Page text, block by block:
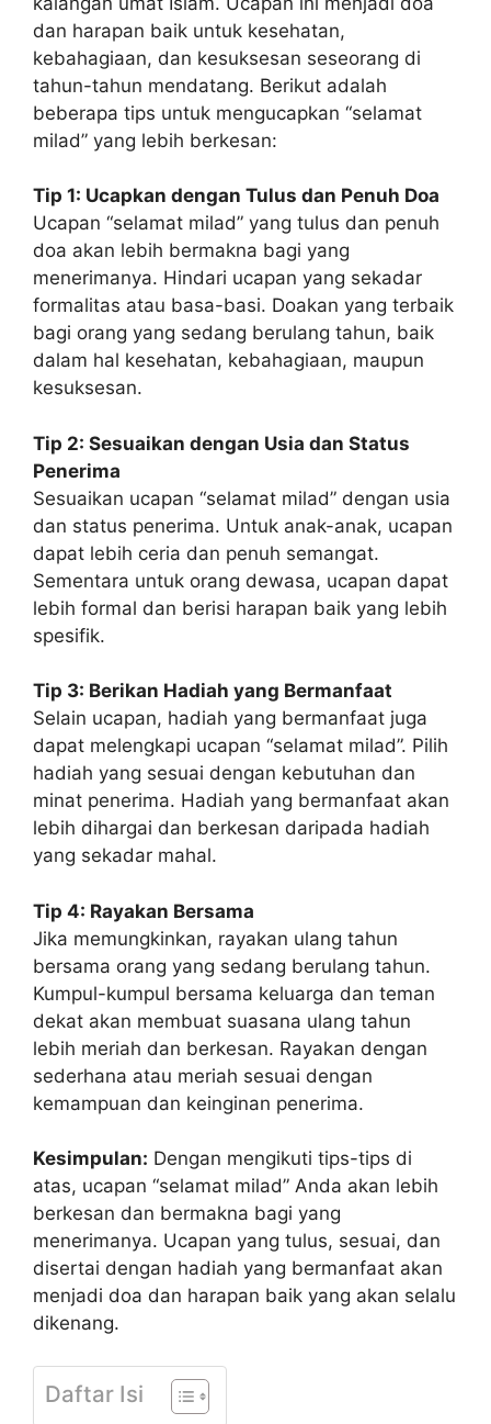
dan harapan baik untuk kesehatan,
kebahagiaan, dan kesuksesan seseorang di
tahun-tahun mendatang. Berikut adalah
beberapa tips untuk mengucapkan “selamat
milad” yang lebih berkesan:
Tip 1: Ucapkan dengan Tulus dan Penuh Doa
Ucapan “selamat milad” yang tulus dan penuh
doa akan lebih bermakna bagi yang
menerimanya. Hindari ucapan yang sekadar
formalitas atau basa-basi. Doakan yang terbaik
bagi orang yang sedang berulang tahun, baik
dalam hal kesehatan, kebahagiaan, maupun
kesuksesan.
Tip 2: Sesuaikan dengan Usia dan Status
Penerima
Sesuaikan ucapan “selamat milad” dengan usia
dan status penerima. Untuk anak-anak, ucapan
dapat lebih ceria dan penuh semangat.
Sementara untuk orang dewasa, ucapan dapat
lebih formal dan berisi harapan baik yang lebih
spesifik.
Tip 3: Berikan Hadiah yang Bermanfaat
Selain ucapan, hadiah yang bermanfaat juga
dapat melengkapi ucapan “selamat milad”. Pilih
hadiah yang sesuai dengan kebutuhan dan
minat penerima. Hadiah yang bermanfaat akan
lebih dihargai dan berkesan daripada hadiah
yang sekadar mahal.
Tip 4: Rayakan Bersama
Jika memungkinkan, rayakan ulang tahun
bersama orang yang sedang berulang tahun.
Kumpul-kumpul bersama keluarga dan teman
dekat akan membuat suasana ulang tahun
lebih meriah dan berkesan. Rayakan dengan
sederhana atau meriah sesuai dengan
kemampuan dan keinginan penerima.
Kesimpulan: Dengan mengikuti tips-tips di
atas, ucapan “selamat milad” Anda akan lebih
berkesan dan bermakna bagi yang
menerimanya. Ucapan yang tulus, sesuai, dan
disertai dengan hadiah yang bermanfaat akan
menjadi doa dan harapan baik yang akan selalu
dikenang.
Daftar Isi